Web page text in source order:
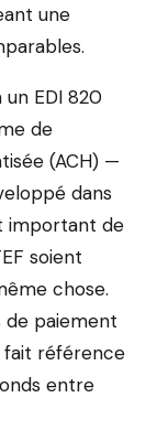
une
EDI 820
de
(ACH) —
dans
important de
soient
chose.
de paiement
fait référence
entre